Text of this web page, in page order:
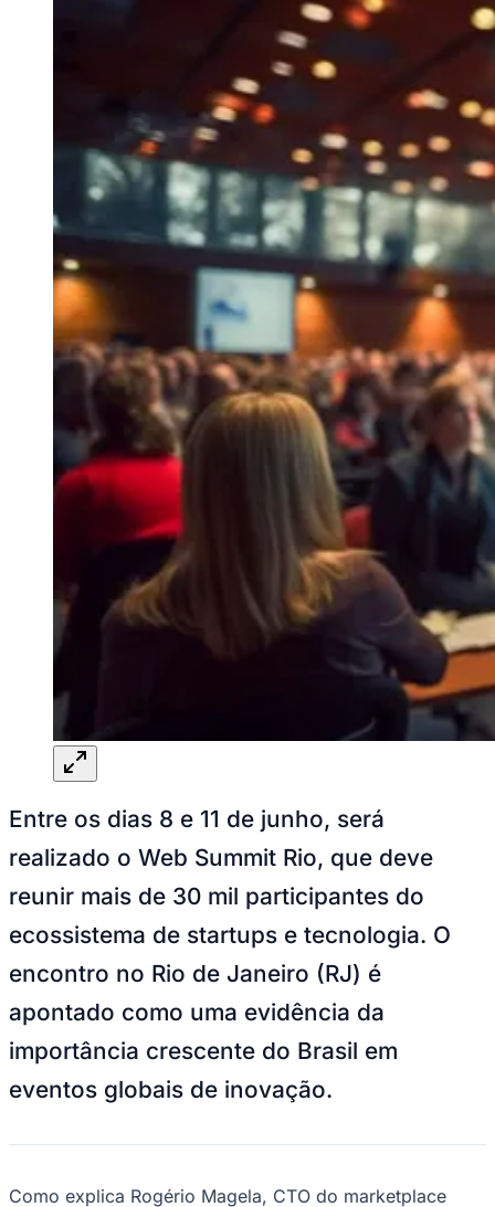
Jardim Reginalice
Jardim São
Jardim São Silvestre Jardim Silveira
Nova Aldeinha
Parque Santa LuziaParque Viana
Recanto PhrynéaSantana de
Tamboré Vale do SolVila Barros Vila Boa VistaVila
Vila Engenho NovoVila Márcia
Vila Nossa Sra. da
Vila Porto Votupoca
Para Sua Empresa
Anuncie no Portal
Guia de Empresas
Divulgar VagasNovo
Publicidade Legal
Negócios Regionais
Turismo
Segurança Regional
Hospitais Estaduais
Parques & Represas
Cidades da Região
Santana de Parnaíba
Osasco Jandira Itapevi Cotia
Pirapora
do Bom JesusAraçariguama CaieirasFranco da
Francisco MoratoTaboão da Serra Embu das ArtesSão Roque
Para Sua Empresa
Anuncie Regional
Guia de Empresas
Vagas na RegiãoNovo
Hub de Negócios
Selo Verificado
Agenda de Vestibulares
Panorama Econômico
Panorama Econômico
Para Sua Empresa
Anuncie no Portal
Verificar EmpresaNovo
Anunciar VagasNovo
Publicidade Legal
NBA
NFL
Fórmula 1
UFC
Tênis (ATP)
MLB
NHL
Vôlei
Competições de Futebol
Entre os dias 8 e 11 de junho, será
realizado o Web Summit Rio, que deve
reunir mais de 30 mil participantes do
ecossistema de startups e tecnologia. O
encontro no Rio de Janeiro (RJ) é
apontado como uma evidência da
importância crescente do Brasil em
eventos globais de inovação.
Como explica Rogério Magela, CTO do marketplace